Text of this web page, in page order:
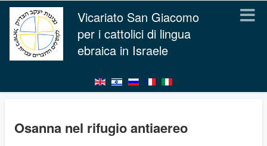
Vicariato San Giacomo
per i cattolici di lingua
ebraica in Israele
Osanna nel rifugio antiaereo